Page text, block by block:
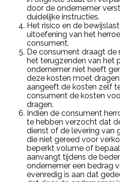
door de ondernemer
duidelijke instructies.
Het risico en de
uitoefening van het
consument.
De consument draagt de
het terugzenden van het
ondernemer niet heeft
deze kosten moet
aangeeft de kosten zelf
consument de kosten
dragen.
Indien de consument
te hebben verzocht dat
dienst of de levering van
die niet gereed voor
beperkt volume of
aanvangt tijdens de
ondernemer een bedrag
evenredig is aan dat